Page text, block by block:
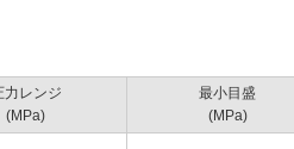
0.05 0.05
0.1 0.1
力レンジ
(MPa)
最小目盛
(MPa)